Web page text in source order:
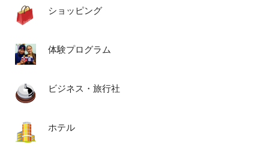
ショッピング
体験プログラム
ビジネス・旅行社
ホテル